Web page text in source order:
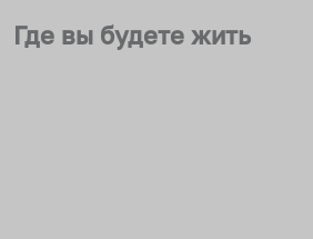
Где вы будете жить